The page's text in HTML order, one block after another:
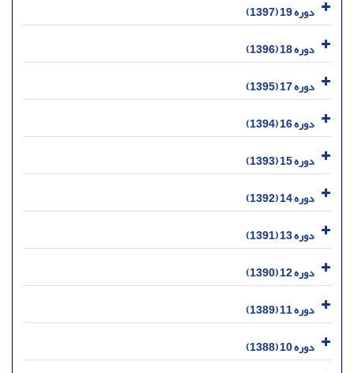
دوره 19 (1397)
دوره 18 (1396)
دوره 17 (1395)
دوره 16 (1394)
دوره 15 (1393)
دوره 14 (1392)
دوره 13 (1391)
دوره 12 (1390)
دوره 11 (1389)
دوره 10 (1388)